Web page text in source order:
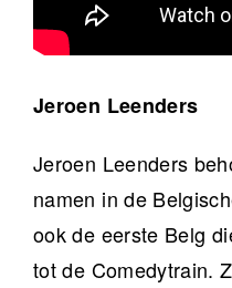
Jeroen Leenders
Jeroen Leenders
namen in de
ook de eerste Belg
tot de Comedytrain.